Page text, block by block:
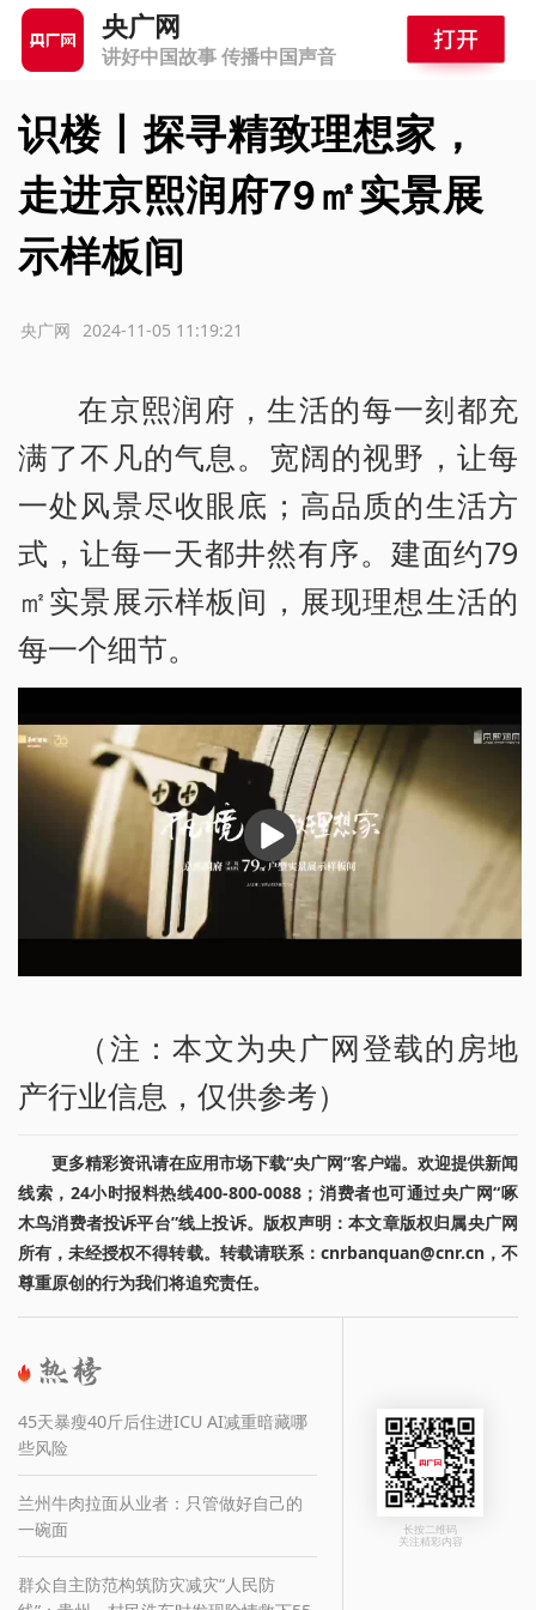
央广网
讲好中国故事 传播中国声音
识楼丨探寻精致理想家，
走进京熙润府79㎡实景展
示样板间
2024-11-05 11:19:21
央广网
在京熙润府，生活的每一刻都充
满了不凡的气息。宽阔的视野，让每
一处风景尽收眼底；高品质的生活方
式，让每一天都井然有序。建面约79
㎡实景展示样板间，展现理想生活的
每一个细节。
播
放
（注：本文为央广网登载的房地
产行业信息，仅供参考）
更多精彩资讯请在应用市场下载“央广网”客户端。欢迎提供新闻
线索，24小时报料热线400-800-0088；消费者也可通过央广网“啄
木鸟消费者投诉平台”线上投诉。版权声明：本文章版权归属央广网
所有，未经授权不得转载。转载请联系：cnrbanquan@cnr.cn，不
尊重原创的行为我们将追究责任。
45天暴瘦40斤后住进ICU AI减重暗藏哪
些风险
兰州牛肉拉面从业者：只管做好自己的
一碗面
群众自主防范构筑防灾减灾“人民防
长按二维码
关注精彩内容